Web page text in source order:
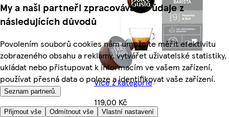
My a naši partneři zpracováváme údaje z
následujících důvodů
Povolením souborů cookies nám umožníte měřit efektivitu
zobrazeného obsahu a reklamy, vytvářet uživatelské statistiky,
ukládat nebo přistupovat k informacím ve vašem zařízení,
používat přesná data o poloze a identifikovat vaše zařízení.
Seznam partnerů.
Přijmout vše Odmítnout vše Vlastní nastavení
Více z kategorie
119,00 Kč